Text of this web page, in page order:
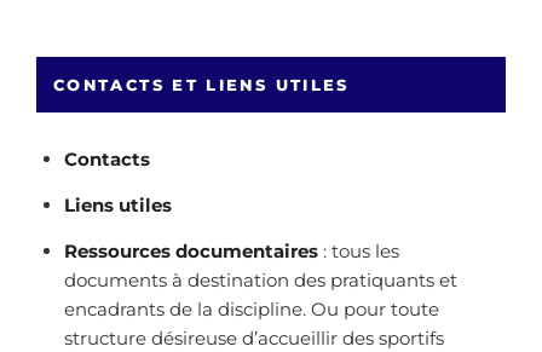
CONTACTS ET LIENS UTILES
Contacts
Liens utiles
Ressources documentaires : tous les
documents à destination des pratiquants et
encadrants de la discipline. Ou pour toute
structure désireuse d’accueillir des sportifs